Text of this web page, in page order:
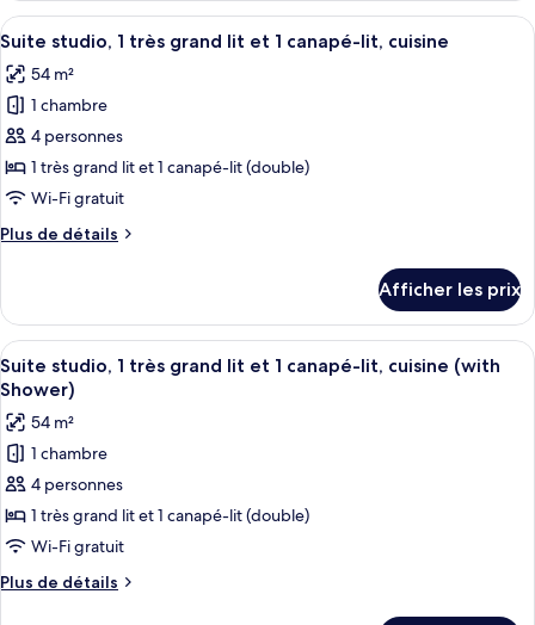
lits
(Den)
grands
(Den)
Afficher
toutes
les
photos
pour
ce
type
chambre :
très
grand
lit
et
canapé-
lit,
cuisine
Une chambre d’hôtel équipée d’un
6
Suite studio, 1 très grand lit et 1 canapé-lit, cuisine
54 m²
1 chambre
4 personnes
1 très grand lit et 1 canapé-lit (double)
Wi-Fi gratuit
Plus de détails
Plus
Suite
studio,
1
très
lit
et
canapé-
lit,
Afficher les prix
Afficher
toutes
les
photos
pour
ce
type
de
chambre :
Suite
Un salon moderne avec un canapé
9
Suite studio, 1 très grand lit et 1 canapé-lit, cuisine (with
Shower)
54 m²
1 chambre
4 personnes
1 très grand lit et 1 canapé-lit (double)
Wi-Fi gratuit
Plus de détails
Plus